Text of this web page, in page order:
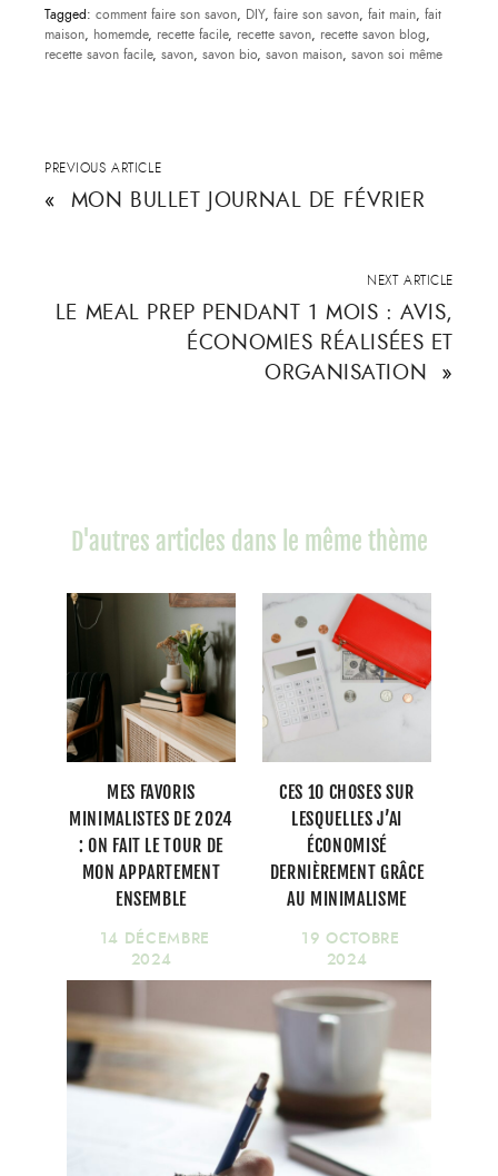
Tagged: comment faire son savon, DIY, faire son savon, fait main, fait
maison, homemde, recette facile, recette savon, recette savon blog,
recette savon facile, savon, savon bio, savon maison, savon soi même
PREVIOUS ARTICLE
« MON BULLET JOURNAL DE FÉVRIER
NEXT ARTICLE
LE MEAL PREP PENDANT 1 MOIS : AVIS,
ÉCONOMIES RÉALISÉES ET
ORGANISATION »
D'autres articles dans le même thème
MES FAVORIS
MINIMALISTES DE 2024
: ON FAIT LE TOUR DE
MON APPARTEMENT
ENSEMBLE
14 DÉCEMBRE
2024
CES 10 CHOSES SUR
LESQUELLES J’AI
ÉCONOMISÉ
DERNIÈREMENT GRÂCE
AU MINIMALISME
19 OCTOBRE
2024